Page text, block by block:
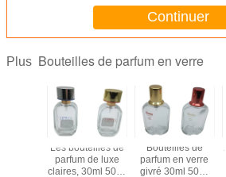
Continuer
Plus Bouteilles de parfum en verre
Les bouteilles de
parfum de luxe
claires, 30ml 50ml
Bouteilles de
parfum en verre
givré 30ml 50ml